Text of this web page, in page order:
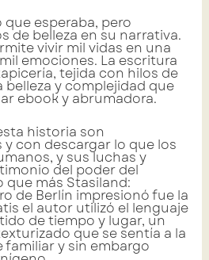
esperaba, pero
de belleza en su narrativa.
vivir mil vidas en una
emociones. La escritura
tejida con hilos de
belleza y complejidad que
ebook y abrumadora.
historia son
con descargar lo que los
y sus luchas y
del poder del
que más Stasiland:
de Berlín impresionó fue la
el autor utilizó el lenguaje
de tiempo y lugar, un
que se sentía a la
y sin embargo